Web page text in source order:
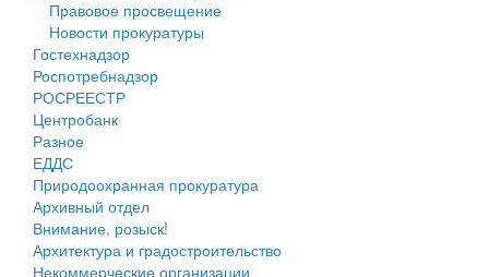
Проекты планировки территории
Собрание депутатов
Городское поселение
Сельские поселения
Правовое просвещение
Новости прокуратуры
Гостехнадзор
Роспотребнадзор
РОСРЕЕСТР
Центробанк
Разное
ЕДДС
Природоохранная прокуратура
Архивный отдел
Внимание, розыск!
Архитектура и градостроительство
Некоммерческие организации